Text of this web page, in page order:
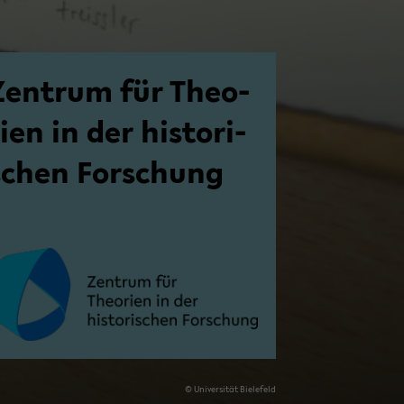
für Theo­
in der his­to­ri­
For­schung
© Uni­ver­si­tät Bie­le­feld